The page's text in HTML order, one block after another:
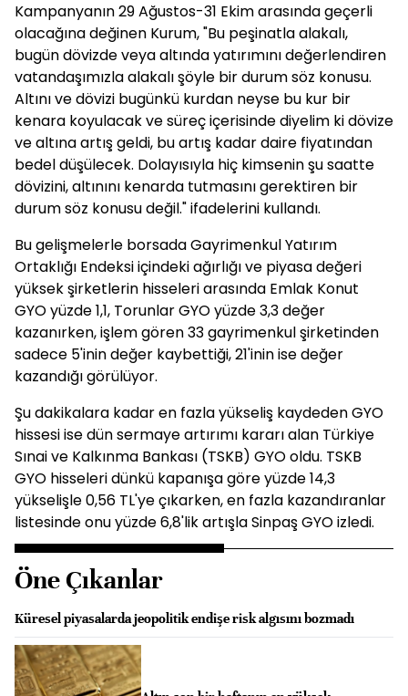
Kampanyanın 29 Ağustos-31 Ekim arasında geçerli
olacağına değinen Kurum, "Bu peşinatla alakalı,
bugün dövizde veya altında yatırımını değerlendiren
vatandaşımızla alakalı şöyle bir durum söz konusu.
Altını ve dövizi bugünkü kurdan neyse bu kur bir
kenara koyulacak ve süreç içerisinde diyelim ki dövize
ve altına artış geldi, bu artış kadar daire fiyatından
bedel düşülecek. Dolayısıyla hiç kimsenin şu saatte
dövizini, altınını kenarda tutmasını gerektiren bir
durum söz konusu değil." ifadelerini kullandı.
Bu gelişmelerle borsada Gayrimenkul Yatırım
Ortaklığı Endeksi içindeki ağırlığı ve piyasa değeri
yüksek şirketlerin hisseleri arasında Emlak Konut
GYO yüzde 1,1, Torunlar GYO yüzde 3,3 değer
kazanırken, işlem gören 33 gayrimenkul şirketinden
sadece 5'inin değer kaybettiği, 21'inin ise değer
kazandığı görülüyor.
Şu dakikalara kadar en fazla yükseliş kaydeden GYO
hissesi ise dün sermaye artırımı kararı alan Türkiye
Sınai ve Kalkınma Bankası (TSKB) GYO oldu. TSKB
GYO hisseleri dünkü kapanışa göre yüzde 14,3
yükselişle 0,56 TL'ye çıkarken, en fazla kazandıranlar
listesinde onu yüzde 6,8'lik artışla Sinpaş GYO izledi.
Öne Çıkanlar
Küresel piyasalarda jeopolitik endişe risk algısını bozmadı